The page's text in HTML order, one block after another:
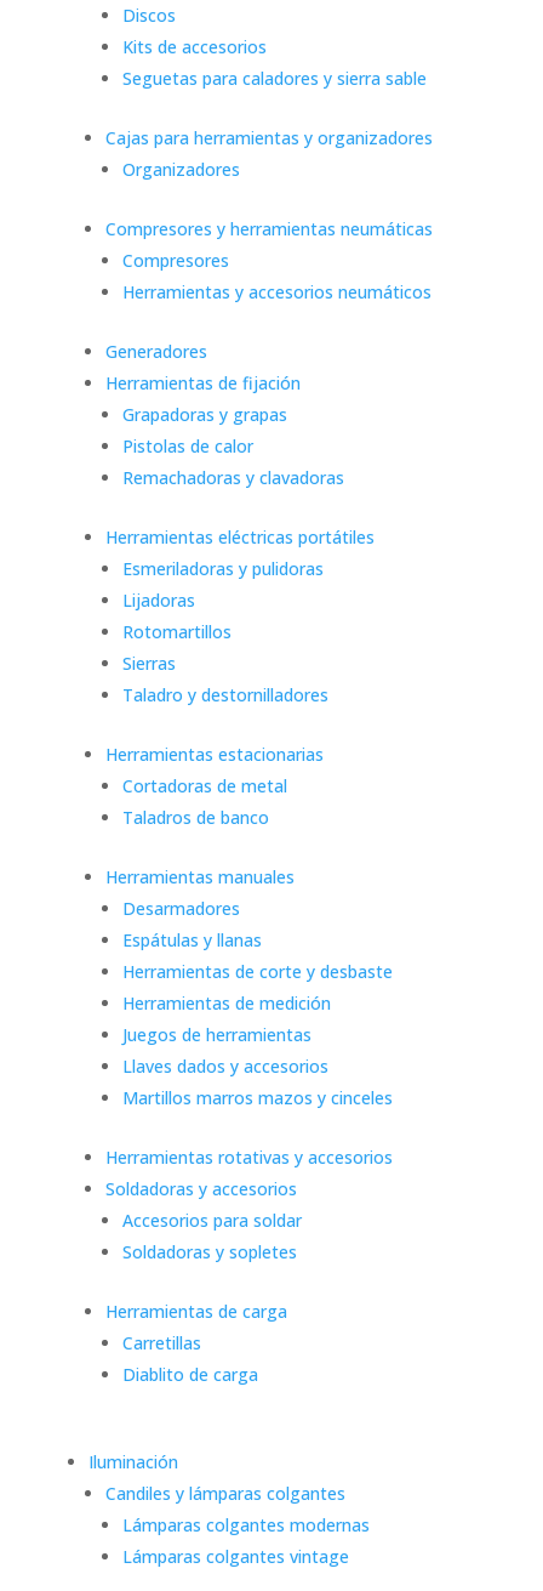
Discos
Kits de accesorios
Seguetas para caladores y sierra sable
Cajas para herramientas y organizadores
Organizadores
Compresores y herramientas neumáticas
Compresores
Herramientas y accesorios neumáticos
Generadores
Herramientas de fijación
Grapadoras y grapas
Pistolas de calor
Remachadoras y clavadoras
Herramientas eléctricas portátiles
Esmeriladoras y pulidoras
Lijadoras
Rotomartillos
Sierras
Taladro y destornilladores
Herramientas estacionarias
Cortadoras de metal
Taladros de banco
Herramientas manuales
Desarmadores
Espátulas y llanas
Herramientas de corte y desbaste
Herramientas de medición
Juegos de herramientas
Llaves dados y accesorios
Martillos marros mazos y cinceles
Herramientas rotativas y accesorios
Soldadoras y accesorios
Accesorios para soldar
Soldadoras y sopletes
Herramientas de carga
Carretillas
Diablito de carga
Iluminación
Candiles y lámparas colgantes
Lámparas colgantes modernas
Lámparas colgantes vintage